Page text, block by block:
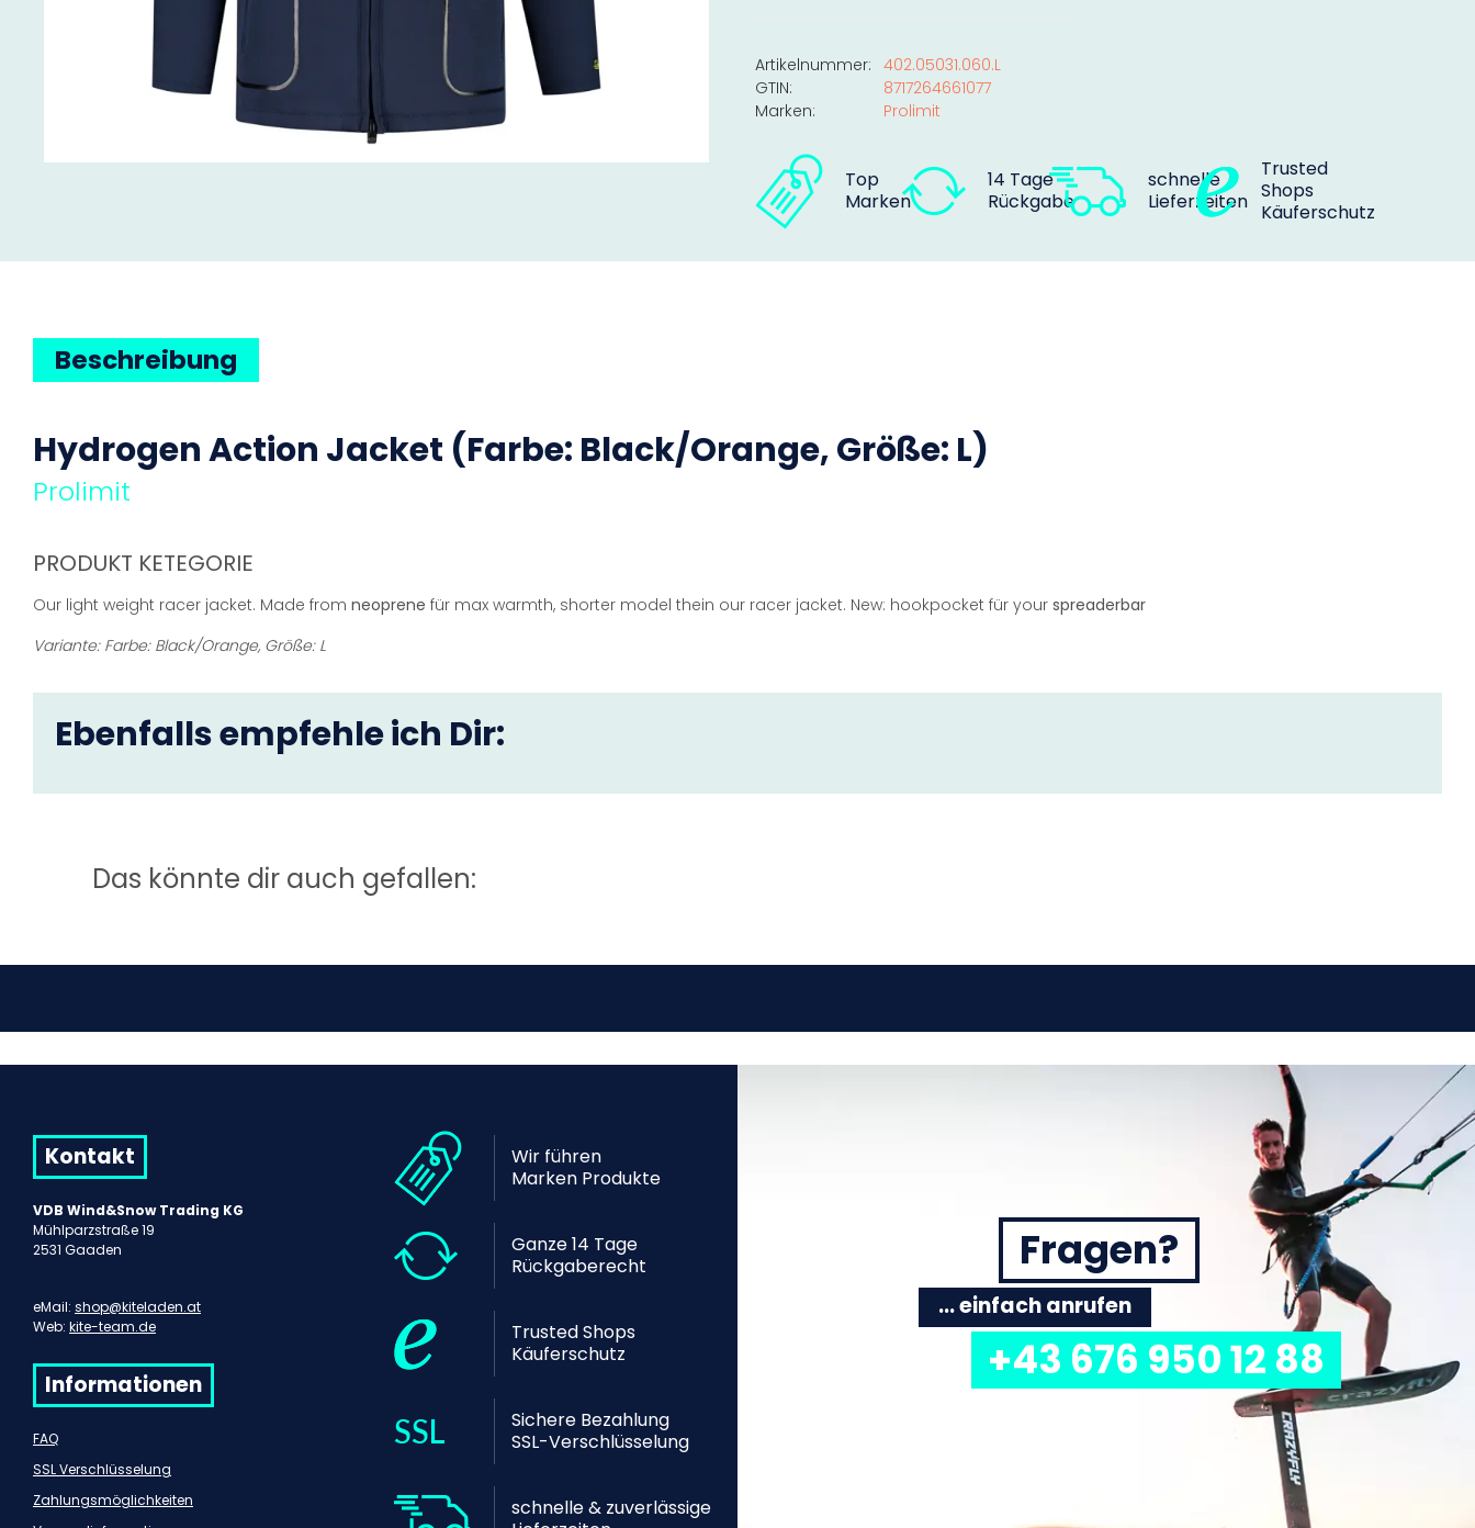
Artikelnummer: 402.05031.060.L
GTIN:
8717264661077
Marken:
Prolimit
Top
Marken
14 Tage
Rückgabe
schnelle
Lieferzeiten
Trusted
Shops
Käuferschutz
Beschreibung
Hydrogen Action Jacket (Farbe: Black/Orange, Größe: L)
Prolimit
PRODUKT KETEGORIE
Our light weight racer jacket. Made from neoprene für max warmth, shorter model thein our racer jacket. New: hookpocket für your spreaderbar
Variante: Farbe: Black/Orange, Größe: L
Ebenfalls empfehle ich Dir:
Das könnte dir auch gefallen:
Kontakt
VDB Wind&Snow Trading KG
Mühlparzstraße 19
2531 Gaaden
eMail: shop@kiteladen.at
Web: kite-team.de
Informationen
FAQ
SSL Verschlüsselung
Zahlungsmöglichkeiten
Wir führen
Marken Produkte
Ganze 14 Tage
Rückgaberecht
Trusted Shops
Käuferschutz
Sichere Bezahlung
SSL-Verschlüsselung
schnelle & zuverlässige
Fragen?
... einfach anrufen
+43 676 950 12 88